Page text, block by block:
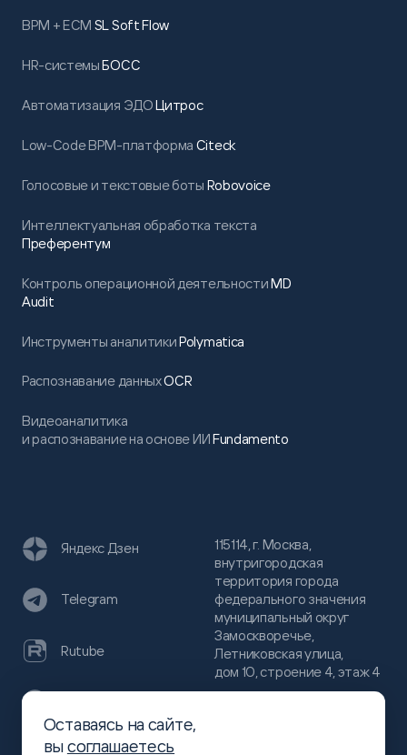
BPM + ECM SL Soft Flow
HR-системыБОСС
Автоматизация ЭДОЦитрос
Low-Code BPM-платформа Citeck
Голосовые и текстовые боты Robovoice
Интеллектуальная обработка текста
Преферентум
Контроль операционной деятельностиMD
Audit
Инструменты аналитикиPolymatica
Распознавание данныхOCR
Видеоаналитика
и распознавание на основе ИИFundamento
115114, г. Москва,
внутригородская
территория города
федерального значения
муниципальный округ
Замоскворечье,
Летниковская улица,
дом 10, строение 4, этаж 4
Яндекс Дзен
Telegram
Rutube
Оставаясь на сайте,
высоглашаетесь